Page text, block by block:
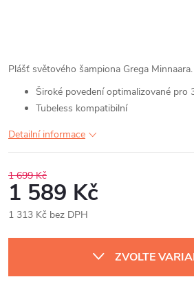
Plášť světového šampiona Grega Minnaara.
Široké povedení optimalizované pro
Tubeless kompatibilní
Detailní informace
1 699 Kč
1 589 Kč
1 313 Kč bez DPH
cena:
ZVOLTE